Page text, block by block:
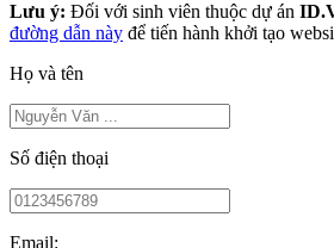
Lưu ý: Đối với sinh viên thuộc dự án
đường dẫn này để tiến hành khởi tạo
Họ và tên
Số điện thoại
Email: